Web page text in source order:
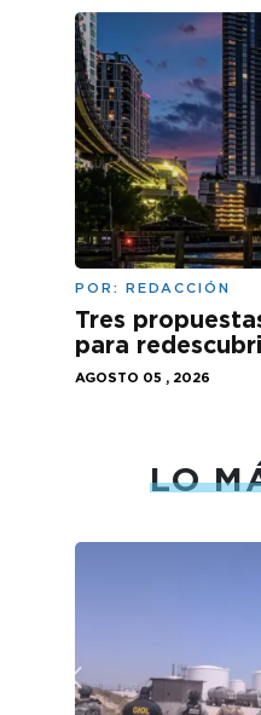
POR: REDACCIÓN
Tres
para
AGOSTO 05 , 2026
LO